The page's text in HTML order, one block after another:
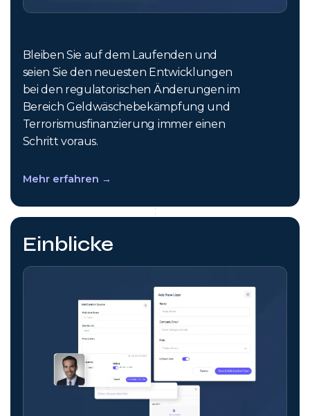
Bleiben Sie auf dem Laufenden und
seien Sie den neuesten Entwicklungen
bei den regulatorischen Änderungen im
Bereich Geldwäschebekämpfung und
Terrorismusfinanzierung immer einen
Schritt voraus.
Mehr erfahren →
Einblicke